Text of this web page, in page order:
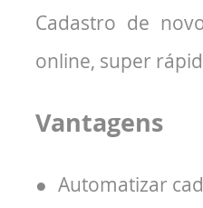
Cadastro de
online, super
Vantagens
● Automatizar